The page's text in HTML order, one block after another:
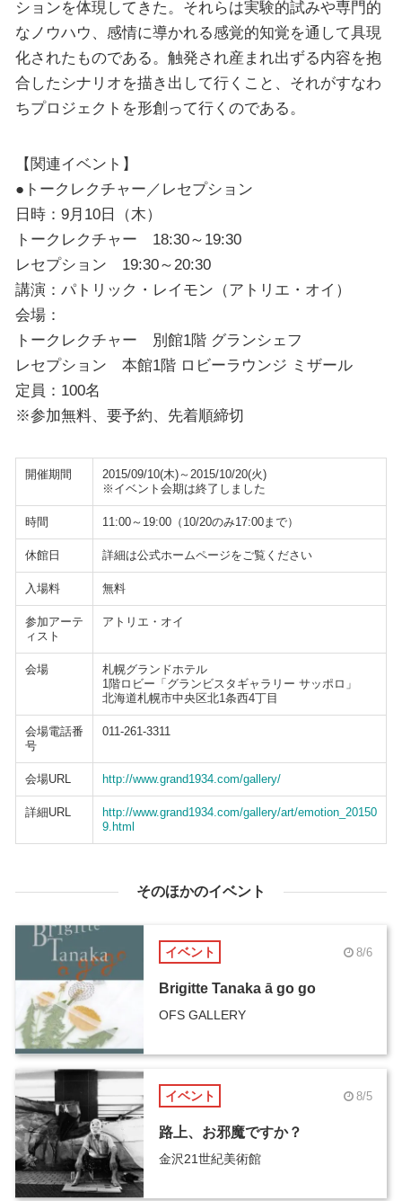
ションを体現してきた。それらは実験的試みや専門的
なノウハウ、感情に導かれる感覚的知覚を通して具現
化されたものである。触発され産まれ出ずる内容を抱
合したシナリオを描き出して行くこと、それがすなわ
ちプロジェクトを形創って行くのである。
【関連イベント】
●トークレクチャー／レセプション
日時：9月10日（木）
トークレクチャー 18:30～19:30
レセプション 19:30～20:30
講演：パトリック・レイモン（アトリエ・オイ）
会場：
トークレクチャー 別館1階 グランシェフ
レセプション 本館1階 ロビーラウンジ ミザール
定員：100名
※参加無料、要予約、先着順締切
開催期間
2015/09/10(木)～2015/10/20(火)
※イベント会期は終了しました
時間 11:00～19:00（10/20のみ17:00まで）
休館日 詳細は公式ホームページをご覧ください
入場料 無料
参加アーテ
ィスト
アトリエ・オイ
会場
札幌グランドホテル
1階ロビー「グランビスタギャラリー サッポロ」
北海道札幌市中央区北1条西4丁目
会場電話番
号
011-261-3311
会場URL http://www.grand1934.com/gallery/
詳細URL
http://www.grand1934.com/gallery/art/emotion_20150
9.html
そのほかのイベント
イベント 8/6
Brigitte Tanaka ā go go
OFS GALLERY
イベント 8/5
路上、お邪魔ですか？
金沢21世紀美術館